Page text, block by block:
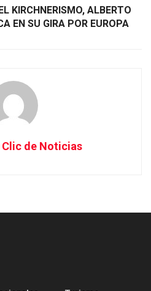
KIRCHNERISMO, ALBERTO
EN SU GIRA POR EUROPA
de Noticias